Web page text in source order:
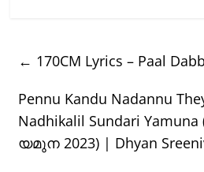
← 170CM Lyrics – Paal
Pennu Kandu Nadannu
Nadhikalil Sundari
യമുന 2023) | Dhyan